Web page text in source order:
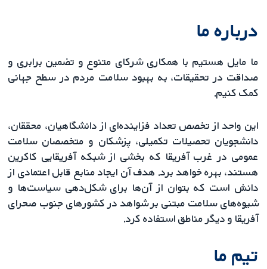
درباره ما
ما مایل هستیم با همکاری شرکای متنوع و تضمین برابری و
صداقت در تحقیقات، به بهبود سلامت مردم در سطح جهانی
کمک کنیم.
این واحد از تخصص تعداد فزاینده‌ای از دانشگاهیان، محققان،
دانشجویان تحصیلات تکمیلی، پزشکان و متخصصان سلامت
عمومی در غرب آفریقا که بخشی از شبکه آفریقایی کاکرین
هستند، بهره خواهد برد. هدف آن ایجاد منابع قابل اعتمادی از
دانش است که بتوان از آن‌ها برای شکل‌دهی سیاست‌ها و
شیوه‌های سلامت مبتنی بر شواهد در کشورهای جنوب صحرای
آفریقا و دیگر مناطق استفاده کرد.
تیم ما